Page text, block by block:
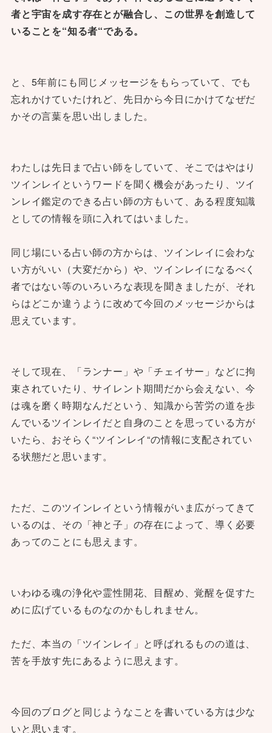
者と宇宙を成す存在とが融合し、この世界を創造して
いることを“知る者“である。
と、5年前にも同じメッセージをもらっていて、でも
忘れかけていたけれど、先日から今日にかけてなぜだ
かその言葉を思い出しました。
わたしは先日まで占い師をしていて、そこではやはり
ツインレイというワードを聞く機会があったり、ツイ
ンレイ鑑定のできる占い師の方もいて、ある程度知識
としての情報を頭に入れてはいました。
同じ場にいる占い師の方からは、ツインレイに会わな
い方がいい（大変だから）や、ツインレイになるべく
者ではない等のいろいろな表現を聞きましたが、それ
らはどこか違うように改めて今回のメッセージからは
思えています。
そして現在、「ランナー」や「チェイサー」などに拘
束されていたり、サイレント期間だから会えない、今
は魂を磨く時期なんだという、知識から苦労の道を歩
んでいるツインレイだと自身のことを思っている方が
いたら、おそらく“ツインレイ“の情報に支配されてい
る状態だと思います。
ただ、このツインレイという情報がいま広がってきて
いるのは、その「神と子」の存在によって、導く必要
あってのことにも思えます。
いわゆる魂の浄化や霊性開花、目醒め、覚醒を促すた
めに広げているものなのかもしれません。
ただ、本当の「ツインレイ」と呼ばれるものの道は、
苦を手放す先にあるように思えます。
今回のブログと同じようなことを書いている方は少な
いと思います。